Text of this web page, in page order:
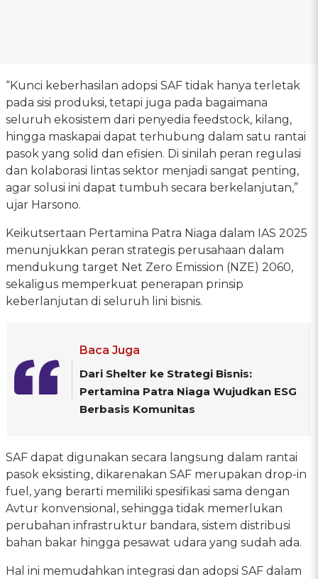
“Kunci keberhasilan adopsi SAF tidak hanya terletak
pada sisi produksi, tetapi juga pada bagaimana
seluruh ekosistem dari penyedia feedstock, kilang,
hingga maskapai dapat terhubung dalam satu rantai
pasok yang solid dan efisien. Di sinilah peran regulasi
dan kolaborasi lintas sektor menjadi sangat penting,
agar solusi ini dapat tumbuh secara berkelanjutan,”
ujar Harsono.
Keikutsertaan Pertamina Patra Niaga dalam IAS 2025
menunjukkan peran strategis perusahaan dalam
mendukung target Net Zero Emission (NZE) 2060,
sekaligus memperkuat penerapan prinsip
keberlanjutan di seluruh lini bisnis.
Baca Juga
Dari Shelter ke Strategi Bisnis:
Pertamina Patra Niaga Wujudkan ESG
Berbasis Komunitas
SAF dapat digunakan secara langsung dalam rantai
pasok eksisting, dikarenakan SAF merupakan drop-in
fuel, yang berarti memiliki spesifikasi sama dengan
Avtur konvensional, sehingga tidak memerlukan
perubahan infrastruktur bandara, sistem distribusi
bahan bakar hingga pesawat udara yang sudah ada.
Hal ini memudahkan integrasi dan adopsi SAF dalam